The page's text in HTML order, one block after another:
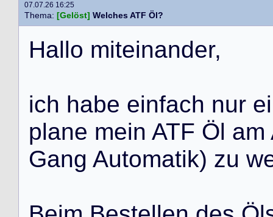
07.07.26 16:25
Thema: [Gelöst] Welches ATF Öl?
Hallo miteinander,
ich habe einfach nur ei
plane mein ATF Öl am
Gang Automatik) zu w